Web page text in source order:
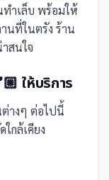
ำเล็บ พร้อมให้
นที่ในตรัง ร้าน
สนใจ
ให้บริการ
ต่างๆ ต่อไปนี้
กล้เคียง